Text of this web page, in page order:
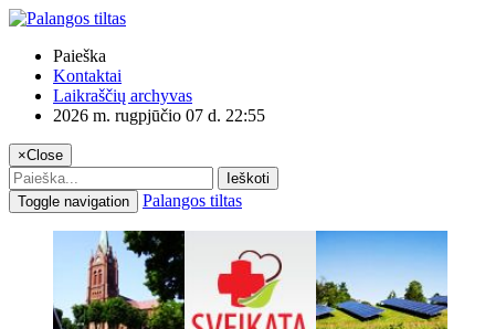
Paieška
Kontaktai
Laikraščių archyvas
2026 m. rugpjūčio 07 d. 22:55
×Close
Ieškoti
Toggle navigation
Palangos tiltas